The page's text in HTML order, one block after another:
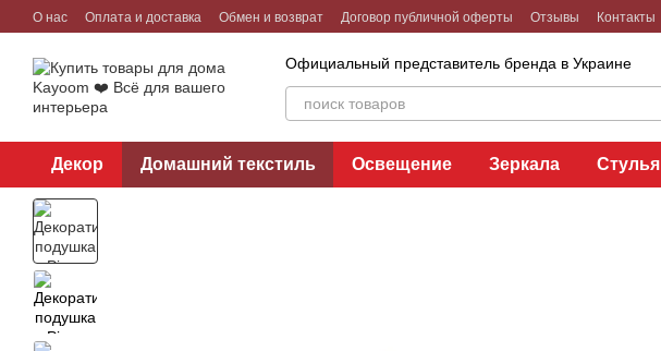
Перейти к основному контенту
О нас Оплата и доставка Обмен и возврат Договор публичной оферты Отзывы Контакты
Официальный представитель бренда в Украине
Декор Домашний текстиль Освещение Зеркала Стулья